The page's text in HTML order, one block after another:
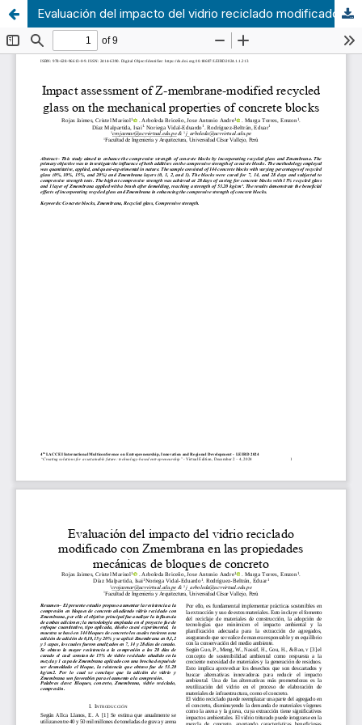
Evaluación del impacto del vidrio reciclado modificado con Zmembrana en las propiedades mecánicas de bloques de concreto